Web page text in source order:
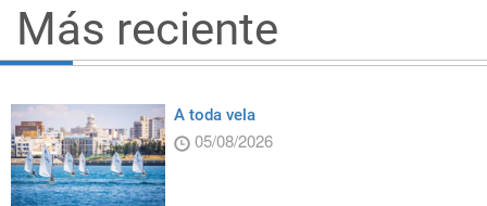
Más reciente
A toda vela
05/08/2026